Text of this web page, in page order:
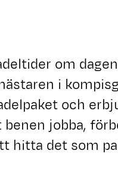
om
i
och
jobba,
hitta det som